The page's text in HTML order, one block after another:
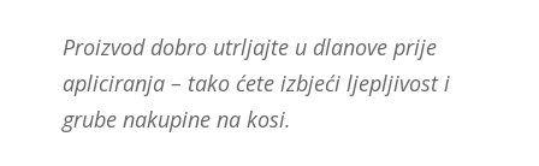
Proizvod dobro utrljajte u dlanove prije
apliciranja – tako ćete izbjeći ljepljivost i
grube nakupine na kosi.